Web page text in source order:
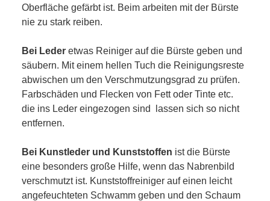
Oberfläche gefärbt ist. Beim arbeiten mit der Bürste
nie zu stark reiben.
Bei Leder etwas Reiniger auf die Bürste geben und
säubern. Mit einem hellen Tuch die Reinigungsreste
abwischen um den Verschmutzungsgrad zu prüfen.
Farbschäden und Flecken von Fett oder Tinte etc.
die ins Leder eingezogen sind lassen sich so nicht
entfernen.
Bei Kunstleder und Kunststoffen ist die Bürste
eine besonders große Hilfe, wenn das Nabrenbild
verschmutzt ist. Kunststoffreiniger auf einen leicht
angefeuchteten Schwamm geben und den Schaum